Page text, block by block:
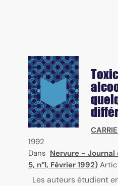
1992
Dans Nervure - Journal
5, n°1, Février 1992)
Les auteurs étudient